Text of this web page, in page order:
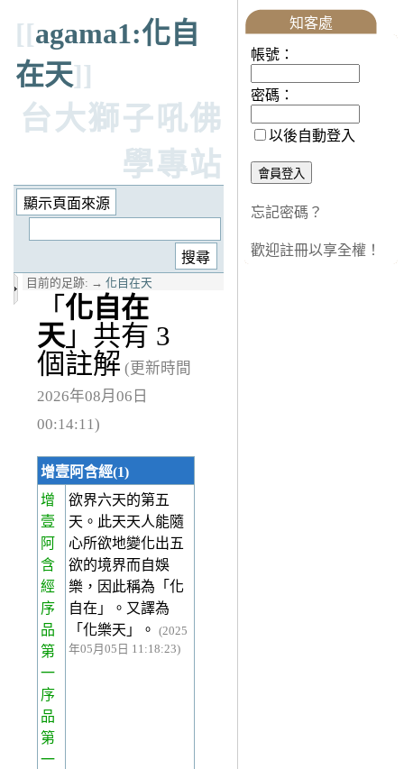
[[agama1:化自
在天]]
台大獅子吼佛
學專站
目前的足跡: → 化自在天
「 化自在
天 」共有 3
個註解 (更新時間
2026年08月06日
00:14:11)
增壹阿含經(1)
增
壹
阿
含
經
序
品
第
一
序
品
第
一
欲界六天的第五
天。此天天人能隨
心所欲地變化出五
欲的境界而自娛
樂，因此稱為「化
自在」。又譯為
「化樂天」。
(2025
年05月05日 11:18:23)
知客處
帳號：
密碼：
以後自動登入
忘記密碼？
歡迎註冊以享全權！